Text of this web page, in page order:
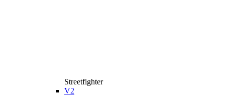
Streetfighter
V2